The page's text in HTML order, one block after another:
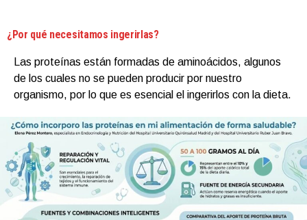
¿Por qué necesitamos ingerirlas?
Las proteínas están formadas de aminoácidos, algunos
de los cuales no se pueden producir por nuestro
organismo, por lo que es esencial el ingerirlos con la dieta.